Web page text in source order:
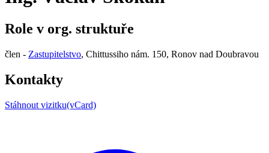
Role v org. struktuře
člen - Zastupitelstvo, Chittussiho nám. 150, Ronov nad Doubravou
Kontakty
Stáhnout vizitku(vCard)